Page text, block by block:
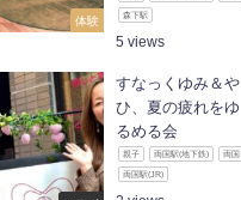
体験 森下駅
5
すなっくゆみ＆や
ひ、夏の疲れをゆ
るめる会
親子 両国駅(地下鉄) 両国
両国駅(JR)